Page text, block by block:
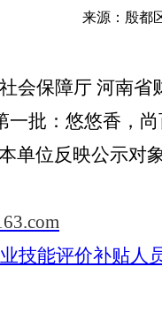
来源：殷都
会保障厅 河南省
一批：悠悠香，
单位反映公示对
技能评价补贴人